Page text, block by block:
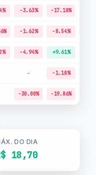
-3.63% -17.18%
-1.62% -8.54%
-4.94% +9.61%
- -1.10%
-30.00% -19.86%
DO DIA
18,70